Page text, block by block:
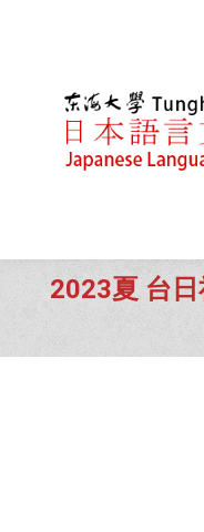
2023夏 台